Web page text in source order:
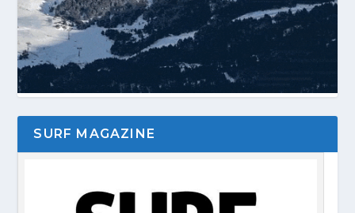
SURF MAGAZINE